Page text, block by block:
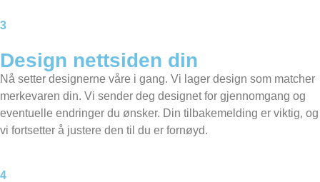
3
Design nettsiden din
Nå setter designerne våre i gang. Vi lager design som matcher
merkevaren din. Vi sender deg designet for gjennomgang og
eventuelle endringer du ønsker. Din tilbakemelding er viktig, og
vi fortsetter å justere den til du er fornøyd.
4